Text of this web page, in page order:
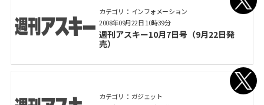
カテゴリ： インフォメーション
週刊アスキー10月7日号（9月22日発
売）
2008年09月22日 10時39分
カテゴリ： ガジェット